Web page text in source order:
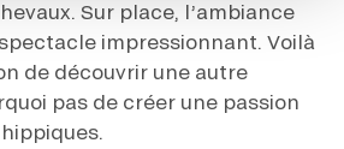
Sur place, l’ambiance
impressionnant. Voilà
de découvrir une autre
pas de créer une passion